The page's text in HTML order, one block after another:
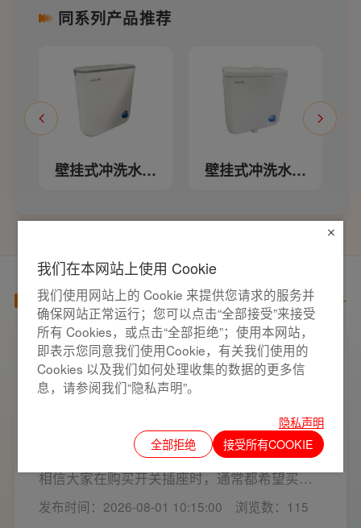
同系列产品推荐
壁挂式冲洗水箱
壁挂式冲洗水箱
产品百科
家用开关电气套装选购要点，开关插座“七
看”甄选技巧
开关插座作为家装电气系统的核心配件，直接
决定居家用电的安全性与实用性，选材好坏影
响着长期居住体验。想要一站式搞定全屋电气
选材，选对一套靠谱的家用开关电气套装尤为
关键。联塑建材总结专业选购“七看”技巧，帮大
家精准避坑，挑选安全耐用的开关插座产品。
联塑建材教您如何鉴别开关插座内部铜片
相信大家在购买开关插座时，通常都希望买到
一款寿命长，质量好的产品，那么对于开关插
座而言，其里面的铜片好坏就直接决定了它的
发布时间：2026-08-01 10:15:00 浏览数：115
我们在本网站上使用 Cookie
我们使用网站上的 Cookie 来提供您请求的服务并
确保网站正常运行；您可以点击“全部接受”来接受
所有 Cookies，或点击“全部拒绝”；使用本网站，
即表示您同意我们使用Cookie，有关我们使用的
Cookies 以及我们如何处理收集的数据的更多信
息，请参阅我们“隐私声明”。
隐私声明
全部拒绝
接受所有COOKIE